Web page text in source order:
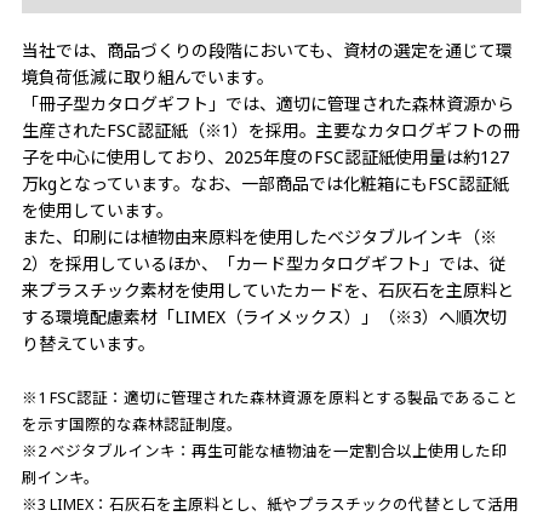
当社では、商品づくりの段階においても、資材の選定を通じて環
境負荷低減に取り組んでいます。
「冊子型カタログギフト」では、適切に管理された森林資源から
生産されたFSC認証紙（※1）を採用。主要なカタログギフトの冊
子を中心に使用しており、2025年度のFSC認証紙使用量は約127
万kgとなっています。なお、一部商品では化粧箱にもFSC認証紙
を使用しています。
また、印刷には植物由来原料を使用したベジタブルインキ（※
2）を採用しているほか、「カード型カタログギフト」では、従
来プラスチック素材を使用していたカードを、石灰石を主原料と
する環境配慮素材「LIMEX（ライメックス）」（※3）へ順次切
り替えています。
※1 FSC認証：適切に管理された森林資源を原料とする製品であること
を示す国際的な森林認証制度。
※2 ベジタブルインキ：再生可能な植物油を一定割合以上使用した印
刷インキ。
※3 LIMEX：石灰石を主原料とし、紙やプラスチックの代替として活用